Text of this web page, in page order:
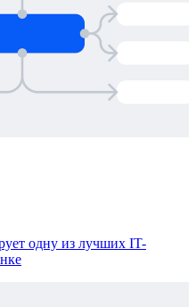
одну из лучших IT-